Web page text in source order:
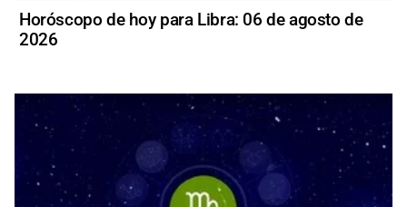
Horóscopo de hoy para Libra: 06 de agosto de
2026